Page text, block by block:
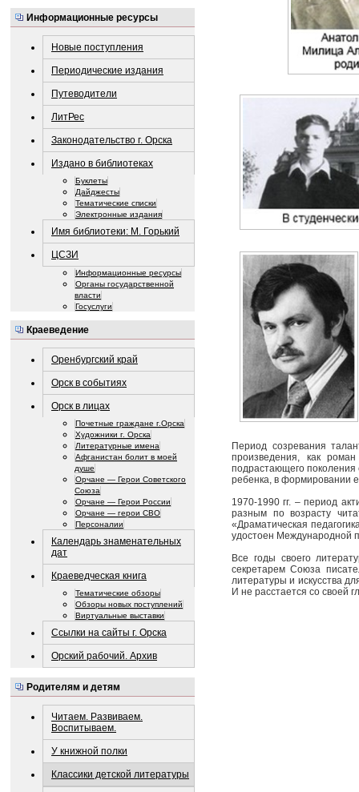
Информационные ресурсы
Новые поступления
Периодические издания
Путеводители
ЛитРес
Законодательство г. Орска
Издано в библиотеках
Буклеты
Дайджесты
Тематические списки
Электронные издания
Имя библиотеки: М. Горький
ЦСЗИ
Информационные ресурсы
Органы государственной
власти
Госуслуги
Краеведение
Оренбургский край
Орск в событиях
Орск в лицах
Почетные граждане г.Орска
Художники г. Орска
Литературные имена
Афганистан болит в моей
душе
Орчане — Герои Советского
Союза
Орчане — Герои России
Орчане — герои СВО
Персоналии
Календарь знаменательных
дат
Краеведческая книга
Тематические обзоры
Обзоры новых поступлений
Виртуальные выставки
Ссылки на сайты г. Орска
Орский рабочий. Архив
Родителям и детям
Читаем. Развиваем.
Воспитываем.
У книжной полки
Классики детской литературы
Период созревания
произведения, как
подрастающего поколения
ребенка, в формировании
1970-1990 гг. – период
разным по возрасту
«Драматическая
удостоен Международной
Все годы своего
секретарем Союза
литературы и искусства
И не расстается со своей